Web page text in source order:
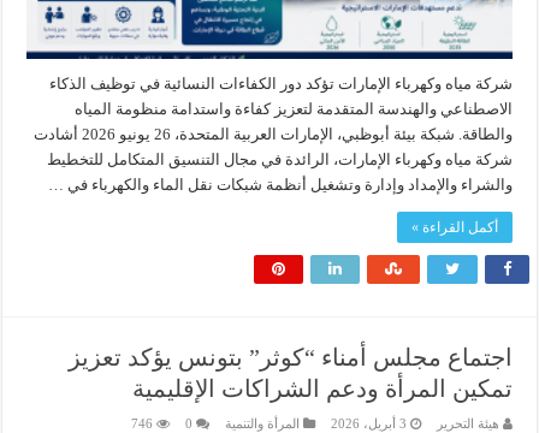
شركة مياه وكهرباء الإمارات تؤكد دور الكفاءات النسائية في توظيف الذكاء
الاصطناعي والهندسة المتقدمة لتعزيز كفاءة واستدامة منظومة المياه
والطاقة. شبكة بيئة أبوظبي، الإمارات العربية المتحدة، 26 يونيو 2026 أشادت
شركة مياه وكهرباء الإمارات، الرائدة في مجال التنسيق المتكامل للتخطيط
والشراء والإمداد وإدارة وتشغيل أنظمة شبكات نقل الماء والكهرباء في …
أكمل القراءة »
اجتماع مجلس أمناء “كوثر” بتونس يؤكد تعزيز
تمكين المرأة ودعم الشراكات الإقليمية
هيئة التحرير 3 أبريل، 2026 المرأة والتنمية 0
746